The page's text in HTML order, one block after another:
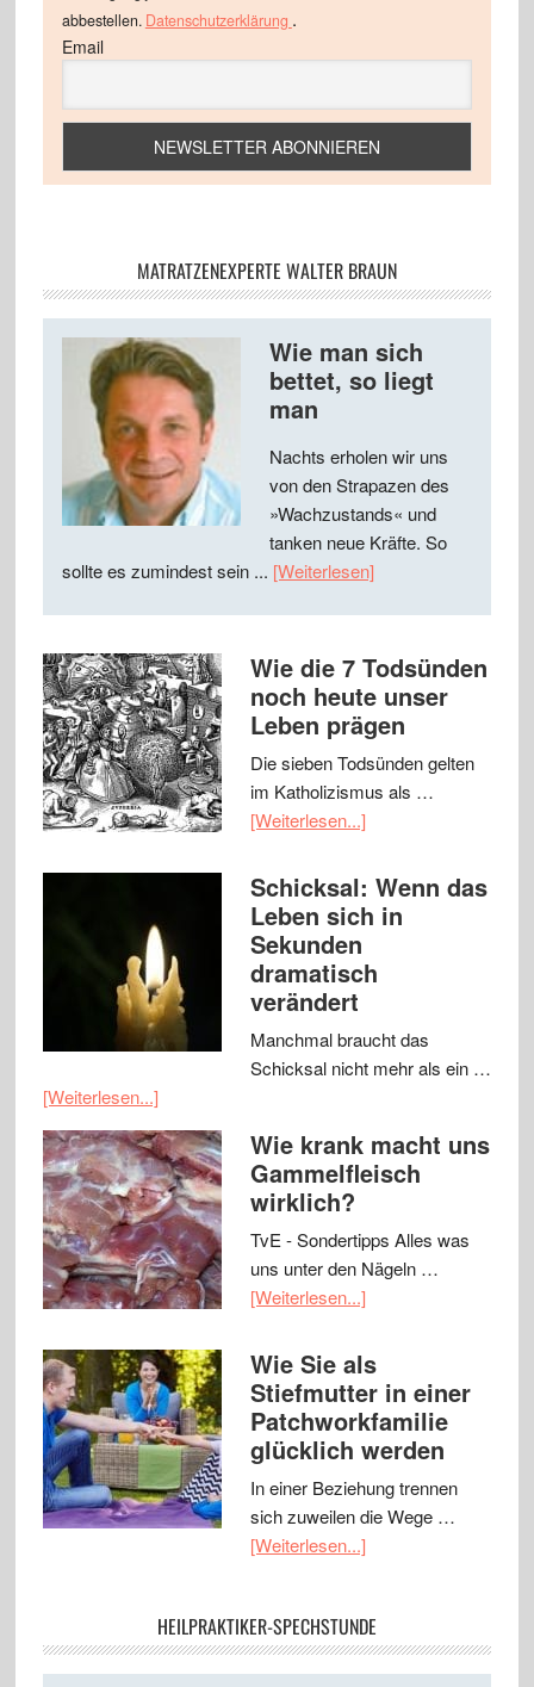
abbestellen. Datenschutzerklärung .
Email
MATRATZENEXPERTE WALTER BRAUN
Wie man sich
bettet, so liegt
man
Nachts erholen wir uns
von den Strapazen des
»Wachzustands« und
tanken neue Kräfte. So
sollte es zumindest sein ... [Weiterlesen]
Wie die 7 Todsünden
noch heute unser
Leben prägen
Die sieben Todsünden gelten
im Katholizismus als …
[Weiterlesen...]
Schicksal: Wenn das
Leben sich in
Sekunden
dramatisch
verändert
Manchmal braucht das
Schicksal nicht mehr als ein …
[Weiterlesen...]
Wie krank macht uns
Gammelfleisch
wirklich?
TvE - Sondertipps Alles was
uns unter den Nägeln …
[Weiterlesen...]
Wie Sie als
Stiefmutter in einer
Patchworkfamilie
glücklich werden
In einer Beziehung trennen
sich zuweilen die Wege …
[Weiterlesen...]
HEILPRAKTIKER-SPECHSTUNDE